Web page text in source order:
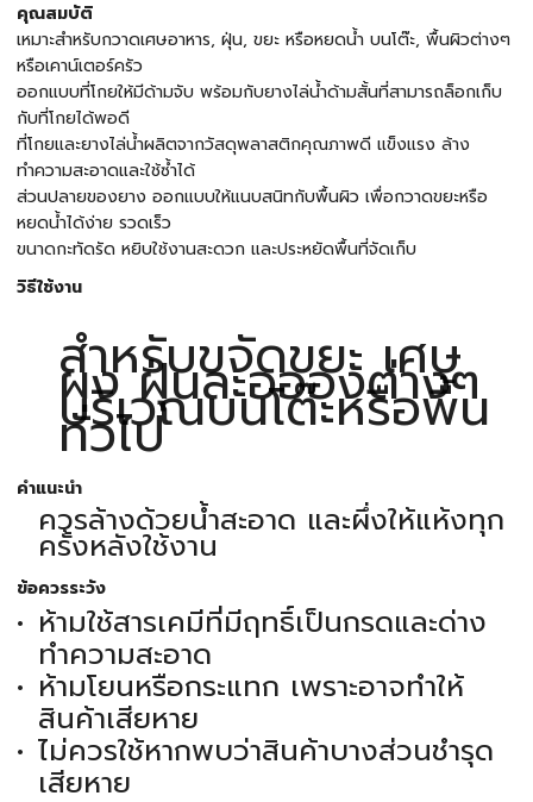
คุณสมบัติ
เหมาะสำหรับกวาดเศษอาหาร, ฝุ่น, ขยะ หรือหยดน้ำ บนโต๊ะ, พื้นผิวต่างๆ
หรือเคาน์เตอร์ครัว
ออกแบบที่โกยให้มีด้ามจับ พร้อมกับยางไล่น้ำด้ามสั้นที่สามารถล็อกเก็บ
กับที่โกยได้พอดี
ที่โกยและยางไล่น้ำผลิตจากวัสดุพลาสติกคุณภาพดี แข็งแรง ล้าง
ทำความสะอาดและใช้ซ้ำได้
ส่วนปลายของยาง ออกแบบให้แนบสนิทกับพื้นผิว เพื่อกวาดขยะหรือ
หยดน้ำได้ง่าย รวดเร็ว
ขนาดกะทัดรัด หยิบใช้งานสะดวก และประหยัดพื้นที่จัดเก็บ
วิธีใช้งาน
สำหรับขจัดขยะ เศษ
ผง ฝุ่นละออองต่างๆ
บริเวณบนโต๊ะหรือพื้น
ทั่วไป
คำแนะนำ
ควรล้างด้วยน้ำสะอาด และผึ่งให้แห้งทุก
ครั้งหลังใช้งาน
ข้อควรระวัง
ห้ามใช้สารเคมีที่มีฤทธิ์เป็นกรดและด่าง
ทำความสะอาด
ห้ามโยนหรือกระแทก เพราะอาจทำให้
สินค้าเสียหาย
ไม่ควรใช้หากพบว่าสินค้าบางส่วนชำรุด
เสียหาย